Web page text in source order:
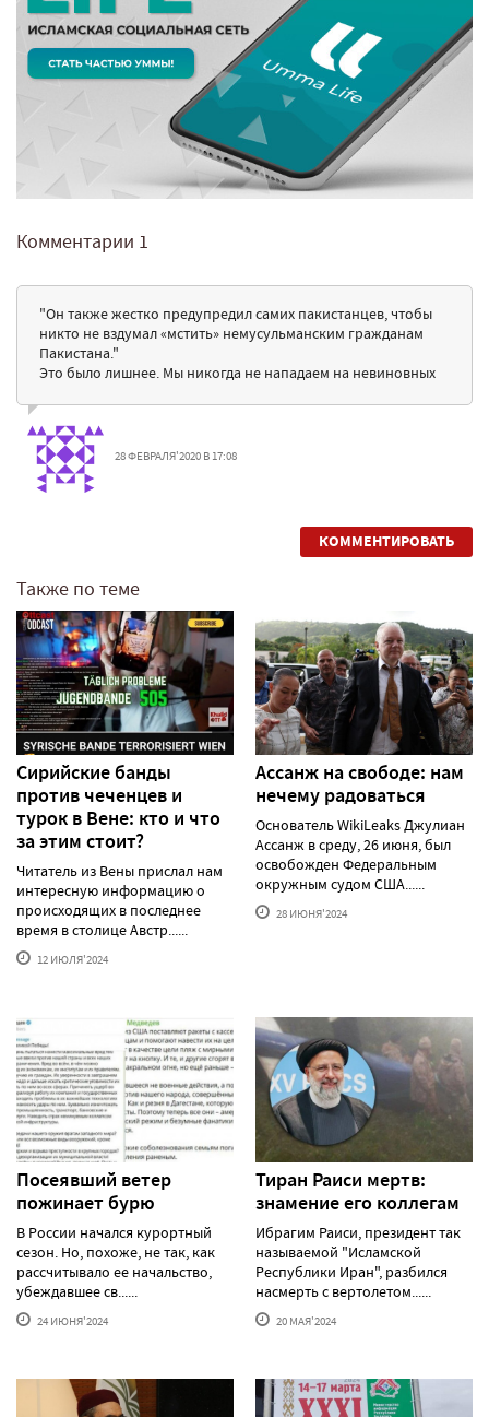
Комментарии 1
"Он также жестко предупредил самих пакистанцев, чтобы
никто не вздумал «мстить» немусульманским гражданам
Пакистана."
Это было лишнее. Мы никогда не нападаем на невиновных
28 ФЕВРАЛЯ'2020 В 17:08
КОММЕНТИРОВАТЬ
Также по теме
Сирийские банды
против чеченцев и
турок в Вене: кто и что
за этим стоит?
Читатель из Вены прислал нам
интересную информацию о
происходящих в последнее
время в столице Австр......
12 ИЮЛЯ'2024
Ассанж на свободе: нам
нечему радоваться
Основатель WikiLeaks Джулиан
Ассанж в среду, 26 июня, был
освобожден Федеральным
окружным судом США......
28 ИЮНЯ'2024
Посеявший ветер
пожинает бурю
В России начался курортный
сезон. Но, похоже, не так, как
рассчитывало ее начальство,
убеждавшее св......
24 ИЮНЯ'2024
Тиран Раиси мертв:
знамение его коллегам
Ибрагим Раиси, президент так
называемой "Исламской
Республики Иран", разбился
насмерть с вертолетом......
20 МАЯ'2024